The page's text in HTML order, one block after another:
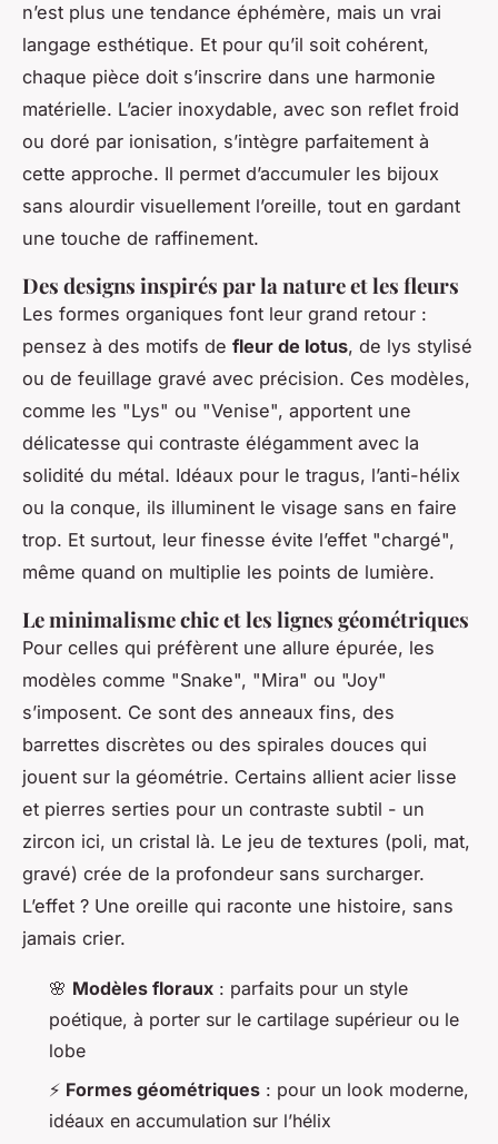
n’est plus une tendance éphémère, mais un vrai
langage esthétique. Et pour qu’il soit cohérent,
chaque pièce doit s’inscrire dans une harmonie
matérielle. L’acier inoxydable, avec son reflet froid
ou doré par ionisation, s’intègre parfaitement à
cette approche. Il permet d’accumuler les bijoux
sans alourdir visuellement l’oreille, tout en gardant
une touche de raffinement.
Des designs inspirés par la nature et les fleurs
Les formes organiques font leur grand retour :
pensez à des motifs de fleur de lotus, de lys stylisé
ou de feuillage gravé avec précision. Ces modèles,
comme les "Lys" ou "Venise", apportent une
délicatesse qui contraste élégamment avec la
solidité du métal. Idéaux pour le tragus, l’anti-hélix
ou la conque, ils illuminent le visage sans en faire
trop. Et surtout, leur finesse évite l’effet "chargé",
même quand on multiplie les points de lumière.
Le minimalisme chic et les lignes géométriques
Pour celles qui préfèrent une allure épurée, les
modèles comme "Snake", "Mira" ou "Joy"
s’imposent. Ce sont des anneaux fins, des
barrettes discrètes ou des spirales douces qui
jouent sur la géométrie. Certains allient acier lisse
et pierres serties pour un contraste subtil - un
zircon ici, un cristal là. Le jeu de textures (poli, mat,
gravé) crée de la profondeur sans surcharger.
L’effet ? Une oreille qui raconte une histoire, sans
jamais crier.
🌸 Modèles floraux : parfaits pour un style
poétique, à porter sur le cartilage supérieur ou le
lobe
⚡ Formes géométriques : pour un look moderne,
idéaux en accumulation sur l’hélix